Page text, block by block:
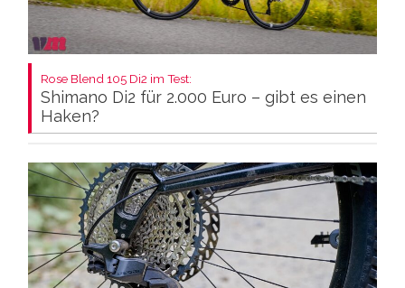
Rose Blend 105 Di2 im Test:
Shimano Di2 für 2.000 Euro – gibt es einen
Haken?